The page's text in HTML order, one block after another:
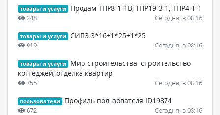
товары и услуги Продам ТПР8-1-1В, ТПР19-3-1, ТПР4-1-1
248 Сегодня, в 08:16
товары и услуги СИП3 3*16+1*25+1*25
919 Сегодня, в 08:16
товары и услуги
Мир строительства: строительство
коттеджей, отделка квартир
755 Сегодня, в 08:16
пользователи Профиль пользователя ID19874
672 Сегодня, в 08:16